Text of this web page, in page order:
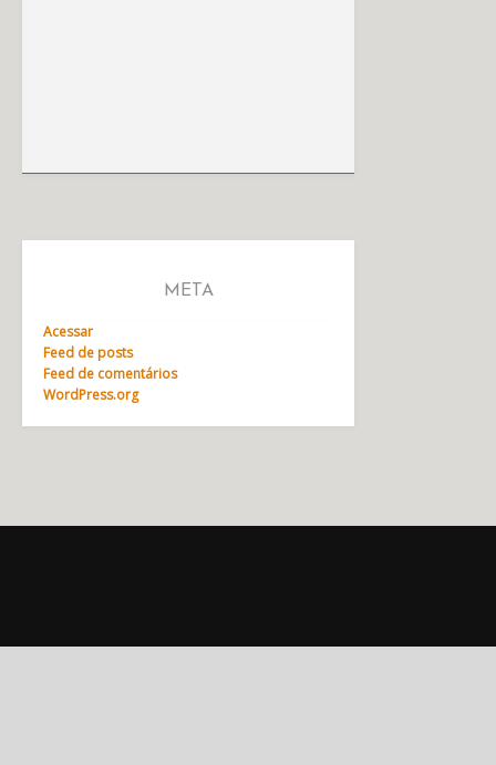
META
Acessar
Feed de posts
Feed de comentários
WordPress.org